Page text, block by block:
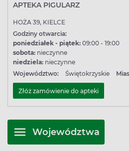
APTEKA PIGULARZ
HOŻA 39, KIELCE
Godziny otwarcia:
poniedziałek - piątek: 09:00 - 19:00
sobota: nieczynne
niedziela: nieczynne
Województwo:
Świętokrzyskie
Złóż zamówienie do apteki
Województwa